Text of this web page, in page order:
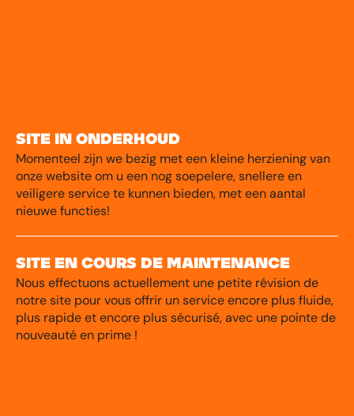
Site in onderhoud
Momenteel zijn we bezig met een kleine herziening van
onze website om u een nog soepelere, snellere en
veiligere service te kunnen bieden, met een aantal
nieuwe functies!
Site en cours de maintenance
Nous effectuons actuellement une petite révision de
notre site pour vous offrir un service encore plus fluide,
plus rapide et encore plus sécurisé, avec une pointe de
nouveauté en prime !